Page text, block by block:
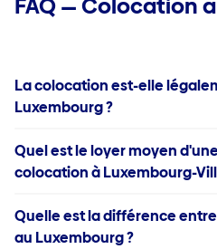
La colocation est-elle
Luxembourg ?
Quel est le loyer moyen
colocation à Luxembourg-
Quelle est la différence
au Luxembourg ?